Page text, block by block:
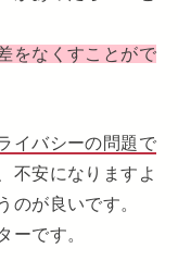
をなくすことがで
イバシーの問題で
不安になりますよ
のが良いです。
ーです。